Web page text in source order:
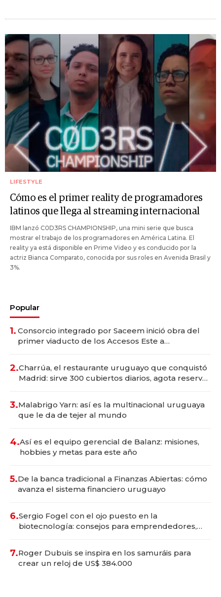
LIFESTYLE
Cómo es el primer reality de programadores
latinos que llega al streaming internacional
IBM lanzó C0D3RS CHAMPIONSHIP, una mini serie que busca
mostrar el trabajo de los programadores en América Latina. El
reality ya está disponible en Prime Video y es conducido por la
actriz Bianca Comparato, conocida por sus roles en Avenida Brasil y
3%.
Popular
1. Consorcio integrado por Saceem inició obra del
primer viaducto de los Accesos Este a
2.Charrúa, el restaurante uruguayo que conquistó
Madrid: sirve 300 cubiertos diarios, agota reservas
3.Malabrigo Yarn: así es la multinacional uruguaya
que le da de tejer al mundo
4.Así es el equipo gerencial de Balanz: misiones,
hobbies y metas para este año
5.De la banca tradicional a Finanzas Abiertas: cómo
avanza el sistema financiero uruguayo
6.Sergio Fogel con el ojo puesto en la
biotecnología: consejos para emprendedores,
7.Roger Dubuis se inspira en los samuráis para
crear un reloj de US$ 384.000